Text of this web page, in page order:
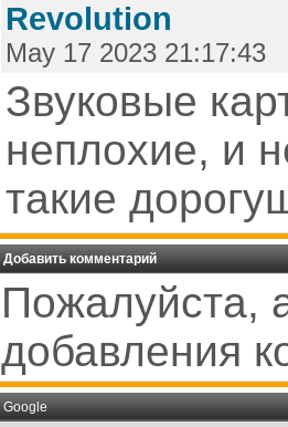
Revolution
May 17 2023 21:17:43
Звуковые
неплохие, и
такие
Добавить комментарий
Пожалуйста,
добавления
Google